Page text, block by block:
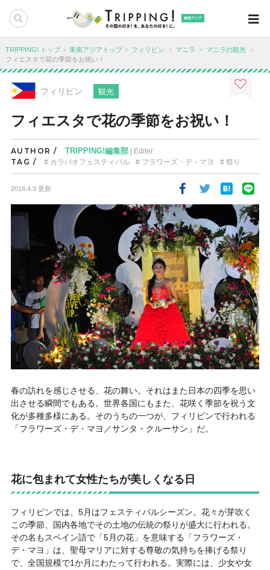
東南アジア
TRIPPING! トップ 東南アジアトップ フィリピン マニラ
マニラの観光
フィエスタで花の季節をお祝い！
フィリピン 観光
フィエスタで花の季節をお祝い！
AUTHOR / TRIPPING!編集部| Editer
TAG / カラバオフェスティバル フラワーズ・デ・マヨ 祭り
2014.4.3 更新
春の訪れを感じさせる、花の舞い。それはまた日本の四季を思い
出させる瞬間でもある。世界各国にもまた、花咲く季節を祝う文
化が多種多様にある。そのうちの一つが、フィリピンで行われる
「フラワーズ・デ・マヨ／サンタ・クルーサン」だ。
花に包まれて女性たちが美しくなる日
フィリピンでは、5月はフェスティバルシーズン。花々が芽吹く
この季節、国内各地でその土地の伝統の祭りが盛大に行われる。
その名もスペイン語で「5月の花」を意味する「フラワーズ・
デ・マヨ」は、聖母マリアに対する尊敬の気持ちを捧げる祭り
で、全国規模で1か月にわたって行われる。実際には、少女や女